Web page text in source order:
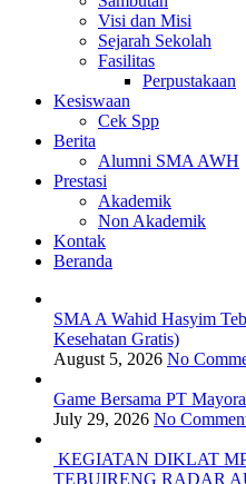
Visi dan Misi
Sejarah Sekolah
Fasilitas
Perpustakaan
Kesiswaan
Cek Spp
Berita
Alumni SMA AWH
Prestasi
Akademik
Non Akademik
Kontak
Beranda
SMA A Wahid Hasyim
Kesehatan Gratis)
August 5, 2026 No
Game Bersama PT Mayora
July 29, 2026 No
KEGIATAN DIKLAT
TEBUIRENG RADAR